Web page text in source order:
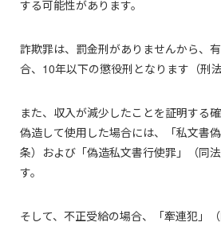
する可能性があります。
詐欺罪は、罰金刑がありませんから、
合、10年以下の懲役刑となります（刑
また、収入が減少したことを証明する
偽造して使用した場合には、「私文書
条）および「偽造私文書行使罪」（同
す。
そして、不正受給の場合、「牽連犯」